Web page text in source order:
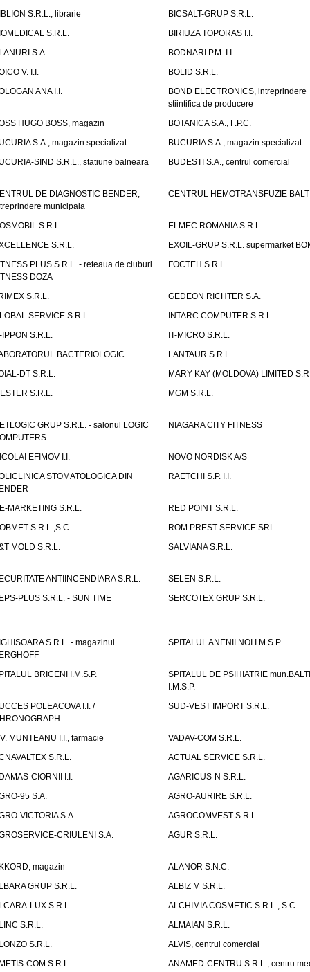
S.R.L., librarie
BICSALT-GRUP S.R.L.
S.R.L.
BIRIUZA TOPORAS I.I.
S.A.
BODNARI P.M. I.I.
V. I.I.
BOLID S.R.L.
ANA I.I.
BOND ELECTRONICS, intreprindere
stiintifica de producere
HUGO BOSS, magazin
BOTANICA S.A., F.P.C.
S.A., magazin specializat
BUCURIA S.A., magazin specializat
SIND S.R.L., statiune balneara
BUDESTI S.A., centrul comercial
DE DIAGNOSTIC BENDER,
municipala
CENTRUL HEMOTRANSFUZIE
S.R.L.
ELMEC ROMANIA S.R.L.
S.R.L.
EXOIL-GRUP S.R.L. supermarket
PLUS S.R.L. - reteaua de cluburi
DOZA
FOCTEH S.R.L.
S.R.L.
GEDEON RICHTER S.A.
SERVICE S.R.L.
INTARC COMPUTER S.R.L.
IPPON S.R.L.
IT-MICRO S.R.L.
BACTERIOLOGIC
LANTAUR S.R.L.
DT S.R.L.
MARY KAY (MOLDOVA) LIMITED
S.R.L.
MGM S.R.L.
GRUP S.R.L. - salonul LOGIC
NIAGARA CITY FITNESS
EFIMOV I.I.
NOVO NORDISK A/S
STOMATOLOGICA DIN
RAETCHI S.P. I.I.
MARKETING S.R.L.
RED POINT S.R.L.
S.R.L.,S.C.
ROM PREST SERVICE SRL
MOLD S.R.L.
SALVIANA S.R.L.
ANTIINCENDIARA S.R.L.
SELEN S.R.L.
PLUS S.R.L. - SUN TIME
SERCOTEX GRUP S.R.L.
S.R.L. - magazinul
SPITALUL ANENII NOI I.M.S.P.
BRICENI I.M.S.P.
SPITALUL DE PSIHIATRIE mun.BALTI
I.M.S.P.
POLEACOVA I.I. /
SUD-VEST IMPORT S.R.L.
MUNTEANU I.I., farmacie
VADAV-COM S.R.L.
S.R.L.
ACTUAL SERVICE S.R.L.
CIORNII I.I.
AGARICUS-N S.R.L.
95 S.A.
AGRO-AURIRE S.R.L.
VICTORIA S.A.
AGROCOMVEST S.R.L.
CRIULENI S.A.
AGUR S.R.L.
magazin
ALANOR S.N.C.
GRUP S.R.L.
ALBIZ M S.R.L.
LUX S.R.L.
ALCHIMIA COSMETIC S.R.L., S.C.
S.R.L.
ALMAIAN S.R.L.
S.R.L.
ALVIS, centrul comercial
COM S.R.L.
ANAMED-CENTRU S.R.L., centru